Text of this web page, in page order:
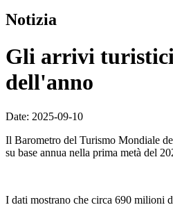
Notizia
Gli arrivi turistici
dell'anno
Date: 2025-09-10
Il Barometro del Turismo Mondiale
su base annua nella prima metà del
I dati mostrano che circa 690 milioni